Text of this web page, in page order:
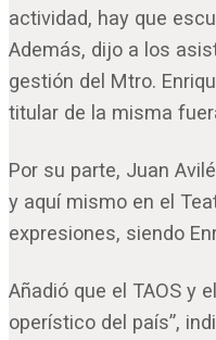
actividad, hay que
Además, dijo a los
gestión del Mtro.
titular de la misma
Por su parte, Juan
y aquí mismo en el
expresiones, siendo
Añadió que el TAOS y
operístico del país”,